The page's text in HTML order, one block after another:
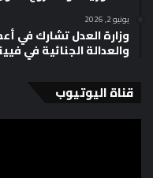
يونيو 2, 2026
والعدالة الجنائية في
قناة اليوتيوب